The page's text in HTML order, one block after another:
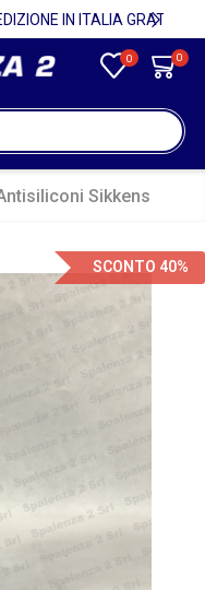
0 0
Sikkens
SCONTO 40%